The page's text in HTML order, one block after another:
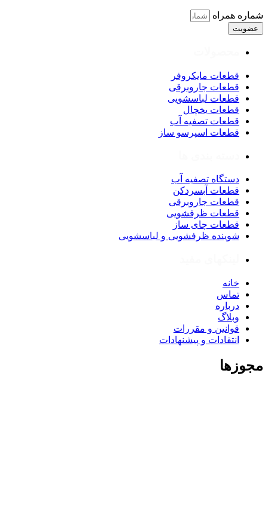
شماره همراه
عضویت
قطعات مایکروفر
قطعات جاروبرقی
قطعات لباسشویی
قطعات یخچال
قطعات تصفیه آب
قطعات اسپرسو ساز
دستگاه تصفیه آب
قطعات آبسردکن
قطعات جاروبرقی
قطعات ظرفشویی
قطعات چای ساز
شوینده ظرفشویی و لباسشویی
خانه
تماس
درباره
وبلاگ
قوانین و مقررات
انتقادات و پیشنهادات
مجوزها